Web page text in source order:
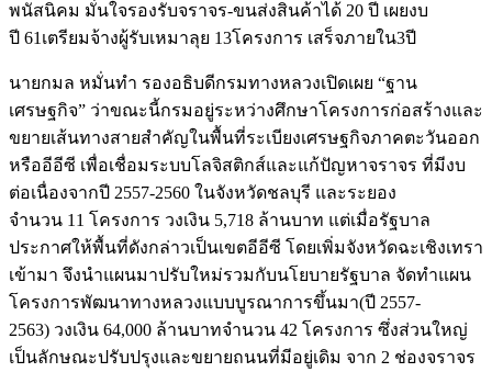
พนัสนิคม มั่นใจรองรับจราจร-ขนส่งสินค้าได้ 20 ปี เผยงบ
ปี 61เตรียมจ้างผู้รับเหมาลุย 13โครงการ เสร็จภายใน3ปี
นายกมล หมั่นทำ รองอธิบดีกรมทางหลวงเปิดเผย “ฐาน
เศรษฐกิจ” ว่าขณะนี้กรมอยู่ระหว่างศึกษาโครงการก่อสร้างและ
ขยายเส้นทางสายสำคัญในพื้นที่ระเบียงเศรษฐกิจภาคตะวันออก
หรืออีอีซี เพื่อเชื่อมระบบโลจิสติกส์และแก้ปัญหาจราจร ที่มีงบ
ต่อเนื่องจากปี 2557-2560 ในจังหวัดชลบุรี และระยอง
จำนวน 11 โครงการ วงเงิน 5,718 ล้านบาท แต่เมื่อรัฐบาล
ประกาศให้พื้นที่ดังกล่าวเป็นเขตอีอีซี โดยเพิ่มจังหวัดฉะเชิงเทรา
เข้ามา จึงนำแผนมาปรับใหม่รวมกับนโยบายรัฐบาล จัดทำแผน
โครงการพัฒนาทางหลวงแบบบูรณาการขึ้นมา(ปี 2557-
2563) วงเงิน 64,000 ล้านบาทจำนวน 42 โครงการ ซึ่งส่วนใหญ่
เป็นลักษณะปรับปรุงและขยายถนนที่มีอยู่เดิม จาก 2 ช่องจราจร